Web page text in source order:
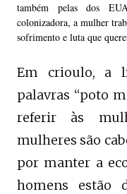
também pelas dos
colonizadora, a mulher
sofrimento e luta que
Em crioulo, a
palavras “poto
referir às
mulheres são
por manter a
homens estão